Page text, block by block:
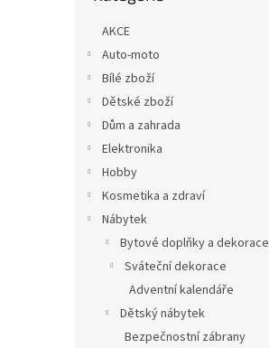
AKCE
Auto-moto
Bílé zboží
Dětské zboží
Dům a zahrada
Elektronika
Hobby
Kosmetika a zdraví
Nábytek
Bytové doplňky a dekorace
Sváteční dekorace
Adventní kalendáře
Dětský nábytek
Bezpečnostní zábrany